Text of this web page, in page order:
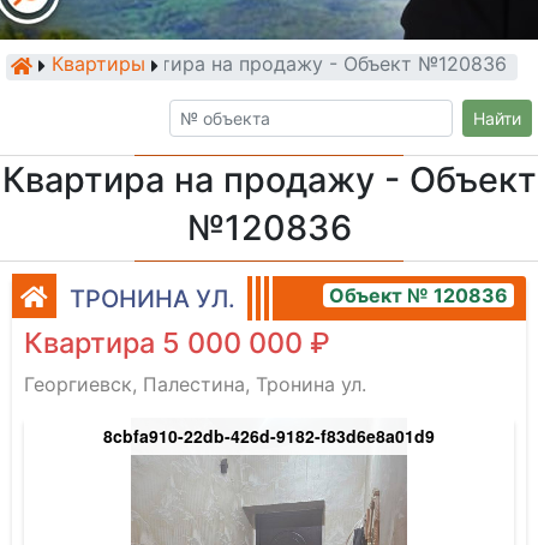
КвартирыКвартира на продажу - Объект №120836
Найти
Квартира на продажу - Объект
№120836
ТРОНИНА УЛ. Объект № 120836
Квартира 5 000 000 ₽
Георгиевск, Палестина, Тронина ул.
8cbfa910-22db-426d-9182-f83d6e8a01d9